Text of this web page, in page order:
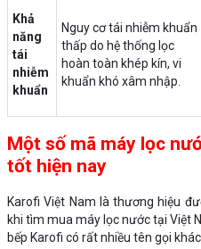
Khả
năng
tái
nhiễm
khuẩn
Nguy cơ tái nhiễm khuẩn
thấp do hệ thống lọc
hoàn toàn khép kín, vi
khuẩn khó xâm nhập.
Một số mã máy lọc
tốt hiện nay
Karofi Việt Nam là thương hiệu
khi tìm mua máy lọc nước tại Việt
bếp Karofi có rất nhiều tên gọi